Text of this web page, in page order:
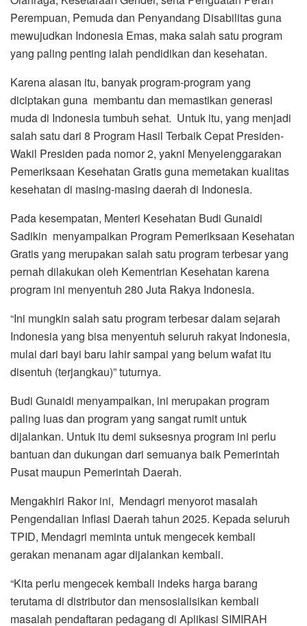
Perempuan, Pemuda dan Penyandang Disabilitas guna
mewujudkan Indonesia Emas, maka salah satu program
yang paling penting ialah pendidikan dan kesehatan.
Karena alasan itu, banyak program-program yang
diciptakan guna membantu dan memastikan generasi
muda di Indonesia tumbuh sehat. Untuk itu, yang menjadi
salah satu dari 8 Program Hasil Terbaik Cepat Presiden-
Wakil Presiden pada nomor 2, yakni Menyelenggarakan
Pemeriksaan Kesehatan Gratis guna memetakan kualitas
kesehatan di masing-masing daerah di Indonesia.
Pada kesempatan, Menteri Kesehatan Budi Gunaidi
Sadikin menyampaikan Program Pemeriksaan Kesehatan
Gratis yang merupakan salah satu program terbesar yang
pernah dilakukan oleh Kementrian Kesehatan karena
program ini menyentuh 280 Juta Rakya Indonesia.
“Ini mungkin salah satu program terbesar dalam sejarah
Indonesia yang bisa menyentuh seluruh rakyat Indonesia,
mulai dari bayi baru lahir sampai yang belum wafat itu
disentuh (terjangkau)” tuturnya.
Budi Gunaidi menyampaikan, ini merupakan program
paling luas dan program yang sangat rumit untuk
dijalankan. Untuk itu demi suksesnya program ini perlu
bantuan dan dukungan dari semuanya baik Pemerintah
Pusat maupun Pemerintah Daerah.
Mengakhiri Rakor ini, Mendagri menyorot masalah
Pengendalian Inflasi Daerah tahun 2025. Kepada seluruh
TPID, Mendagri meminta untuk mengecek kembali
gerakan menanam agar dijalankan kembali.
“Kita perlu mengecek kembali indeks harga barang
terutama di distributor dan mensosialisikan kembali
masalah pendaftaran pedagang di Aplikasi SIMIRAH